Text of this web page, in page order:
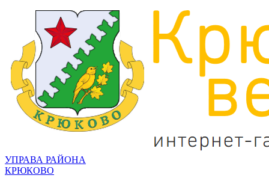
УПРАВА РАЙОНА
КРЮКОВО